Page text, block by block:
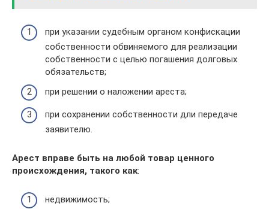
при указании судебным органом конфискации
собственности обвиняемого для реализации
собственности с целью погашения долговых
обязательств;
при решении о наложении ареста;
при сохранении собственности дли передаче
заявителю.
Арест вправе быть на любой товар ценного
происхождения, такого как:
недвижимость;